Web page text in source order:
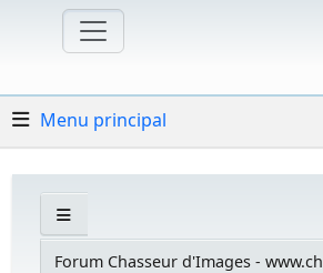
Menu principal
Forum Chasseur d'Images -